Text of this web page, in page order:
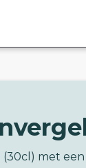
(30cl) met